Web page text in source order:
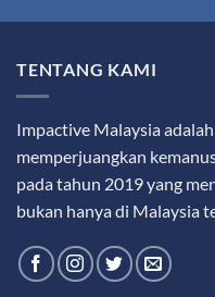
TENTANG KAMI
Impactive Malaysia
memperjuangkan
pada tahun 2019 yang
bukan hanya di Malaysia